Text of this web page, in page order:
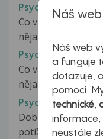
Psychosomatické
Co vás trápí, jak
nějaké léky,
Psychosomatické
Co vás trápí, jak
nějaké léky,
Psychosomatické
Dobrý den. Již
potíží, které spolu
Náš
Náš web
a funguje
dotazuje,
pomoci.
technické,
informace,
neustále